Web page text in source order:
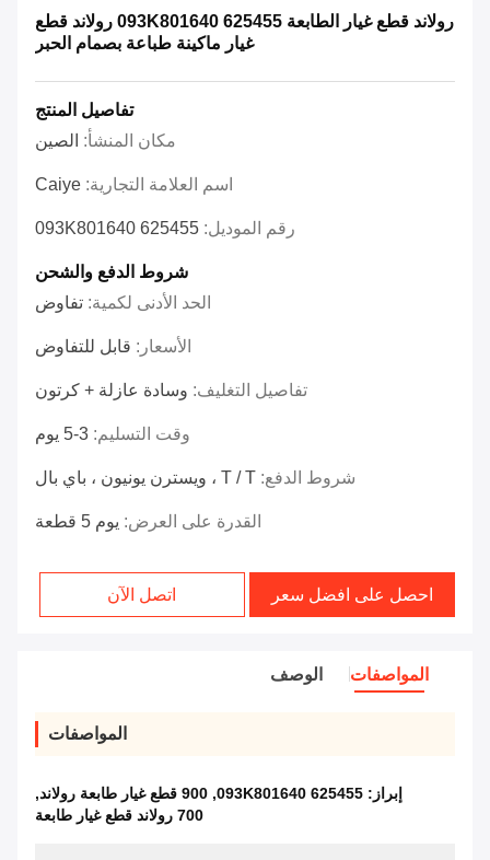
رولاند قطع غيار الطابعة 625455 093K801640 رولاند قطع
غيار ماكينة طباعة بصمام الحبر
تفاصيل المنتج
مكان المنشأ: الصين
اسم العلامة التجارية: Caiye
رقم الموديل: 625455 093K801640
شروط الدفع والشحن
الحد الأدنى لكمية: تفاوض
الأسعار: قابل للتفاوض
تفاصيل التغليف: وسادة عازلة + كرتون
وقت التسليم: 3-5 يوم
شروط الدفع: T / T ، ويسترن يونيون ، باي بال
القدرة على العرض: يوم 5 قطعة
احصل على افضل سعر اتصل الآن
المواصفات الوصف
المواصفات
إبراز: 625455 093K801640
, 900 قطع غيار طابعة رولاند
,
700 رولاند قطع غيار طابعة